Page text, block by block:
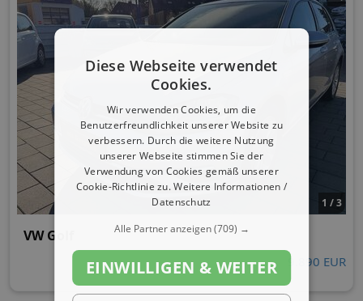
1 / 3
VW Golf
9.890 EUR
Diese Webseite verwendet
Cookies.
Wir verwenden Cookies, um die
Benutzerfreundlichkeit unserer Website zu
verbessern. Durch die weitere Nutzung
unserer Webseite stimmen Sie der
Verwendung von Cookies gemäß unserer
Cookie-Richtlinie zu.Weitere Informationen /
Datenschutz
Alle Partner anzeigen(709) →
EINWILLIGEN & WEITER